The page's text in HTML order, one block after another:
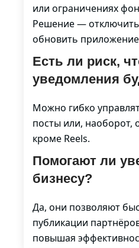
или ограничениях
Решение —
обновить
Есть ли риск,
уведомления
Можно гибко
посты или, наоборот,
кроме Reels.
Помогают ли
бизнесу?
Да, они позволяют
публикации
повышая